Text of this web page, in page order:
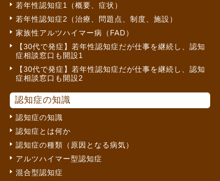
若年性認知症1（概要、症状）
若年性認知症2（治療、問題点、制度、施設）
家族性アルツハイマー病（FAD）
【30代で発症】若年性認知症だが仕事を継続し、認知
症相談窓口も開設1
【30代で発症】若年性認知症だが仕事を継続し、認知
症相談窓口も開設2
認知症の知識
認知症の知識
認知症とは何か
認知症の種類（原因となる病気）
アルツハイマー型認知症
混合型認知症